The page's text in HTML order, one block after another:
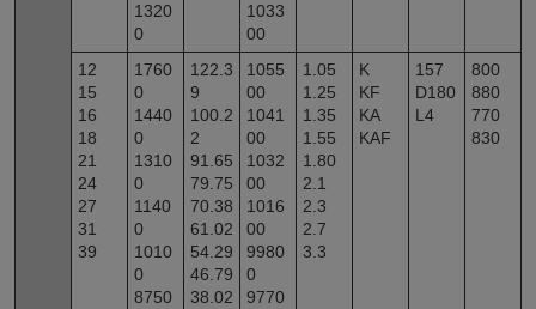
1320
0
1033
00
12
15
16
18
21
24
27
31
39
1760
0
1440
0
1310
0
1140
0
1010
0
8750
122.3
9
100.2
2
91.65
79.75
70.38
61.02
54.29
46.79
38.02
1055
00
1041
00
1032
00
1016
00
9980
0
9770
1.05
1.25
1.35
1.55
1.80
2.1
2.3
2.7
3.3
K
KF
KA
KAF
157
D180
L4
800
880
770
830